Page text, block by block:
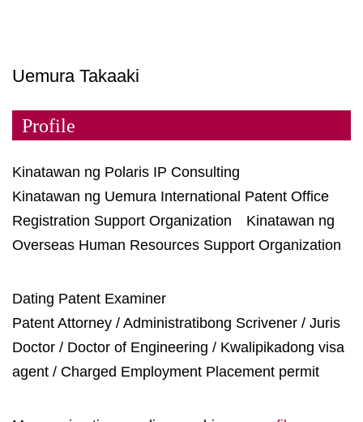
Uemura Takaaki
Profile
Kinatawan ng Polaris IP Consulting
Kinatawan ng Uemura International Patent Office
Registration Support Organization
Kinatawan ng
Overseas Human Resources Support Organization
Dating Patent Examiner
Patent Attorney / Administratibong Scrivener / Juris
Doctor / Doctor of Engineering / Kwalipikadong visa
agent / Charged Employment Placement permit